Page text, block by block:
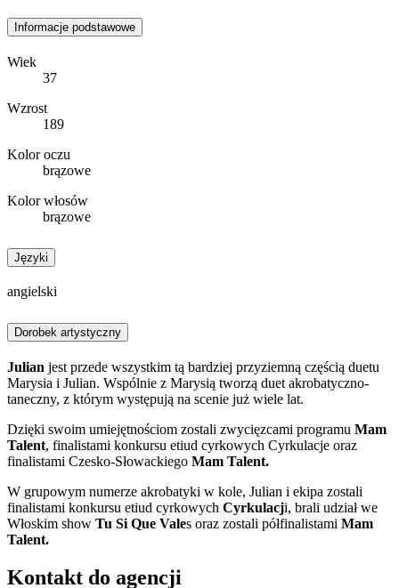
Informacje podstawowe
Wiek
37
Wzrost
189
Kolor oczu
brązowe
Kolor włosów
brązowe
Języki
angielski
Dorobek artystyczny
Julian jest przede wszystkim tą bardziej przyziemną częścią duetu
Marysia i Julian. Wspólnie z Marysią tworzą duet akrobatyczno-
taneczny, z którym występują na scenie już wiele lat.
Dzięki swoim umiejętnościom zostali zwycięzcami programu Mam
Talent, finalistami konkursu etiud cyrkowych Cyrkulacje oraz
finalistami Czesko-Słowackiego Mam Talent.
W grupowym numerze akrobatyki w kole, Julian i ekipa zostali
finalistami konkursu etiud cyrkowych Cyrkulacji, brali udział we
Włoskim show Tu Si Que Vales oraz zostali półfinalistami Mam
Talent.
Kontakt do agencji